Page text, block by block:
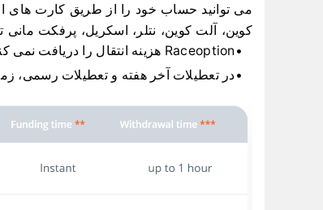
کوین، آلت کوین، نتلر، اسکریل، پرفکت مانی
Raceoption هزینه انتقال را دریافت نمی کند.
در تعطیلات آخر هفته و تعطیلات رسمی،